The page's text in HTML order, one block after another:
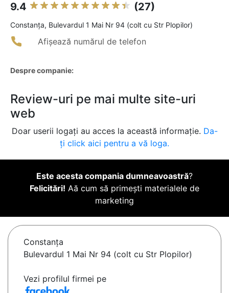
9.4 (27)
Constanţa, Bulevardul 1 Mai Nr 94 (colt cu Str Plopilor)
Afișează numărul de telefon
Despre companie:
Review-uri pe mai multe site-uri
web
Doar userii logați au acces la această informație. Da-
ți click aici pentru a vă loga.
Este acesta compania dumneavoastră?
Felicitări! Aă cum să primești materialele de
marketing
Constanţa
Bulevardul 1 Mai Nr 94 (colt cu Str Plopilor)
Vezi profilul firmei pe